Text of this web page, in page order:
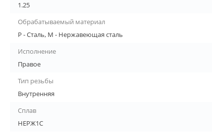
1.25
Обрабатываемый материал
P - Сталь, M - Нержавеющая сталь
Исполнение
Правое
Тип резьбы
Внутренняя
Сплав
НЕРЖ1С